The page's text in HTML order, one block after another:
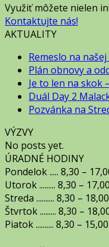
Využiť môžete nielen
Kontaktujte nás!
AKTUALITY
Remeslo na
Plán obnovy a
Je to len na skok
Duál Day 2
Pozvánka na
VÝZVY
No posts yet.
ÚRADNÉ HODINY
Pondelok ..... 8,30 –
Utorok ......... 8,30 – 17,00
Streda .......... 8,30 – 18,00
Štvrtok ......... 8,30 –
Piatok .......... 8,30 – 15,00